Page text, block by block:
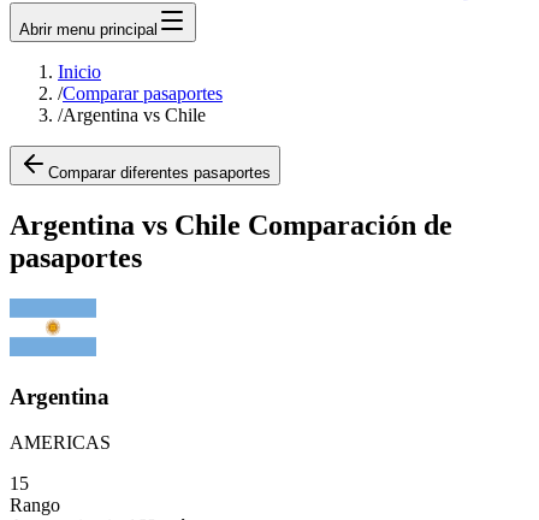
Abrir menu principal
Inicio
/Comparar pasaportes
/Argentina vs Chile
Comparar diferentes pasaportes
Argentina vs Chile Comparación de
pasaportes
Argentina
AMERICAS
15
Rango